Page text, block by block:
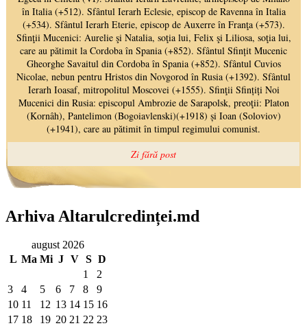
Arhiva Altarulcredinței.md
august 2026
L Ma Mi J V S D
1
2
3
4 5 6 7 8
9
10 11 12 13 14 15 16
17 18 19 20 21 22 23